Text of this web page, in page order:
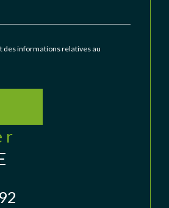
des informations relatives au